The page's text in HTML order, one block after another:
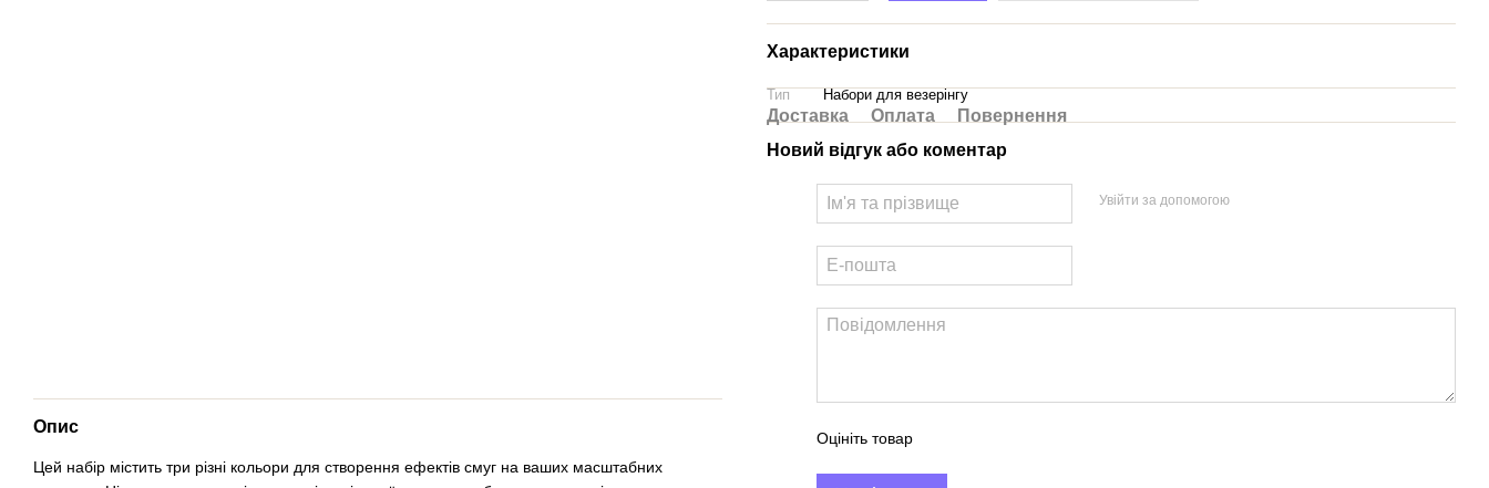
Опис
Цей набір містить три різні кольори для створення ефектів смуг на ваших масштабних
Характеристики
Тип Набори для везерінгу
Доставка Оплата
Повернення
Новий відгук або коментар
Увійти за допомогою
Оцініть товар